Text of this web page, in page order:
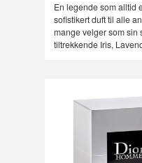
En legende som alltid
sofistikert duft til alle
mange velger som sin
tiltrekkende Iris,